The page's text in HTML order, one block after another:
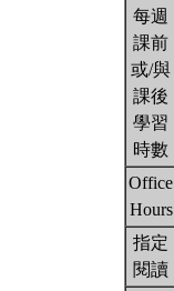
每週
課前
或/與
課後
學習
時數
Office
Hours
指定
閱讀